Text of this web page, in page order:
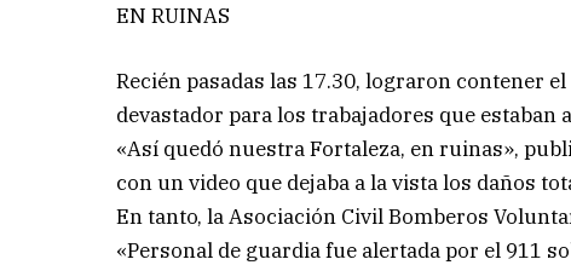
EN RUINAS
Recién pasadas las 17.30, lograron contener
devastador para los trabajadores que estaban
«Así quedó nuestra Fortaleza, en ruinas»,
con un video que dejaba a la vista los daños
En tanto, la Asociación Civil Bomberos
«Personal de guardia fue alertada por el 911